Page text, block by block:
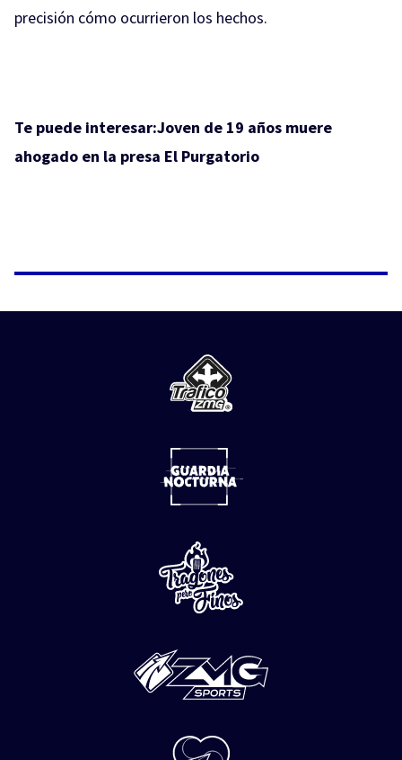
precisión cómo ocurrieron los hechos.
Te puede interesar:Joven de 19 años muere
ahogado en la presa El Purgatorio